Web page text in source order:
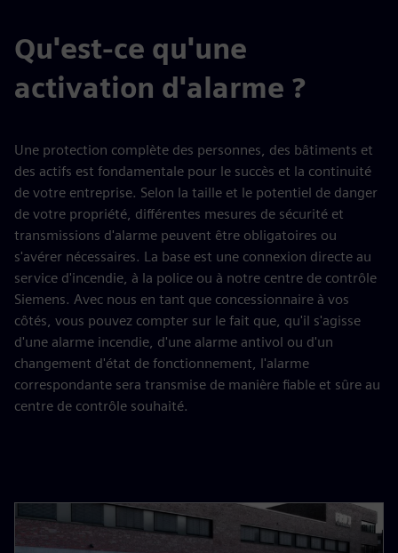
Qu'est-ce qu'une
activation d'alarme ?
Une protection complète des personnes, des bâtiments et
des actifs est fondamentale pour le succès et la continuité
de votre entreprise. Selon la taille et le potentiel de danger
de votre propriété, différentes mesures de sécurité et
transmissions d'alarme peuvent être obligatoires ou
s'avérer nécessaires. La base est une connexion directe au
service d'incendie, à la police ou à notre centre de contrôle
Siemens. Avec nous en tant que concessionnaire à vos
côtés, vous pouvez compter sur le fait que, qu'il s'agisse
d'une alarme incendie, d'une alarme antivol ou d'un
changement d'état de fonctionnement, l'alarme
correspondante sera transmise de manière fiable et sûre au
centre de contrôle souhaité.